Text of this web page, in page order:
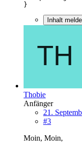
}
Inhalt
Thobie
Anfänger
21.
#3
Moin, Moin,